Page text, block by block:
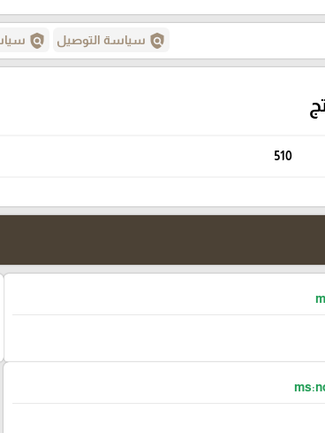
policy سياسة التوصيل policy
510